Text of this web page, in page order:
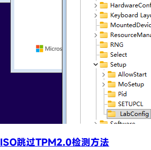
跳过TPM2.0检测方法